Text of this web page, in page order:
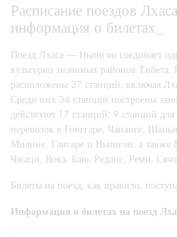
Расписание поездов
информация о билетах_
Поезд Лхаса — Ньингчи соединяет
культурно значимых районов Тибета.
расположены 37 станций, включая
Среди них 34 станции построены
действуют 17 станций: 9 станций
перевозок в Гонггаре, Чананге,
Милине, Гангаре и Ньингчи, а также
Чжаци, Вока, Баю, Реданг, Реми,
Билеты на поезд, как правило,
Информация о билетах на поезд